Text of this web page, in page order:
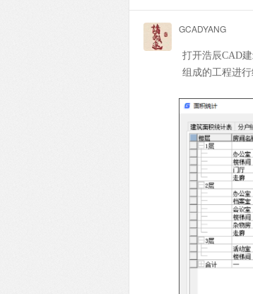
GCADYANG
打开浩辰CAD
组成的工程进